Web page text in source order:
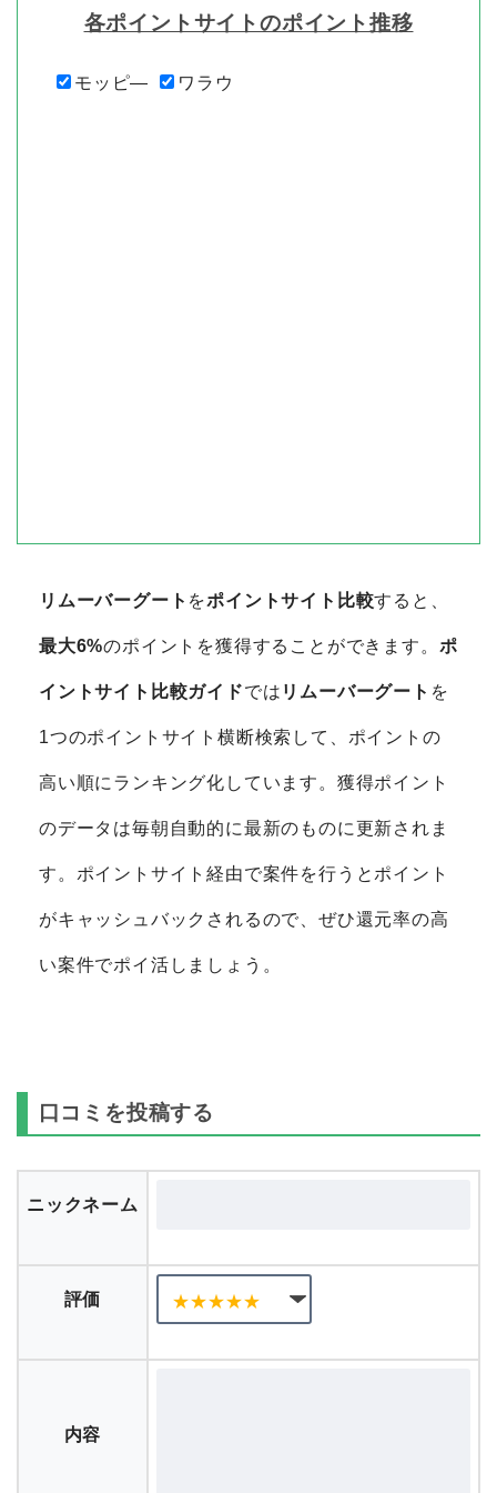
各ポイントサイトのポイント推移
モッピ― ワラウ
リムーバーグート をポイントサイト比較すると、
最大6%のポイントを獲得することができます。 ポ
イントサイト比較ガイドでは リムーバーグート を
1つのポイントサイト横断検索して、ポイントの
高い順にランキング化しています。獲得ポイント
のデータは毎朝自動的に最新のものに更新されま
す。ポイントサイト経由で案件を行うとポイント
がキャッシュバックされるので、ぜひ還元率の高
い案件でポイ活しましょう。
口コミを投稿する
ニックネーム
評価
内容